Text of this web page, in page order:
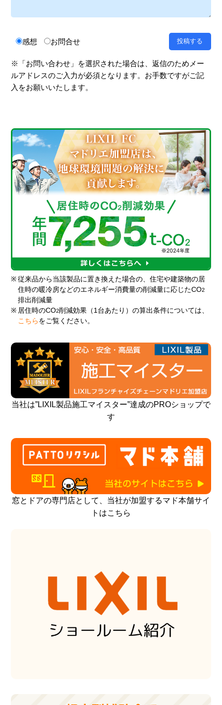
感想 お問合せ
※「お問い合わせ」を選択された場合は、返信のためメー
ルアドレスのご入力が必須となります。お手数ですがご記
入をお願いいたします。
※ 従来品から当該製品に置き換えた場合の、住宅や建築物の居
住時の暖冷房などのエネルギー消費量の削減量に応じたCO2
排出削減量
※ 居住時のCO2削減効果（1台あたり）の算出条件については、
こちら をご覧ください。
当社は”LIXIL製品施工マイスター”達成のPROショップで
す
窓とドアの専門店として、当社が加盟するマド本舗サイ
トはこちら